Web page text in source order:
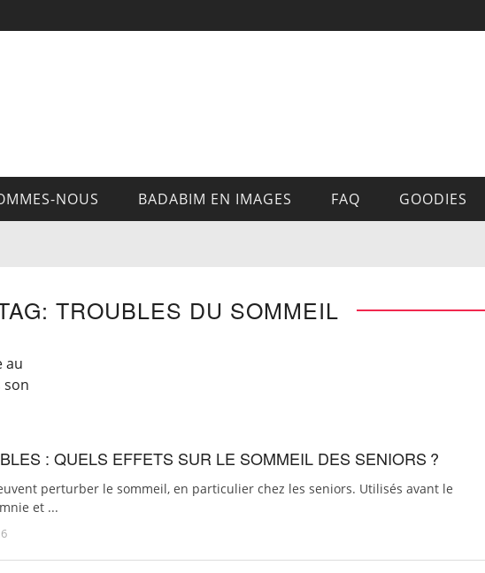
NOUS BADABIM EN IMAGES FAQ GOODIES
TROUBLES DU SOMMEIL
: QUELS EFFETS SUR LE SOMMEIL DES SENIORS ?
perturber le sommeil, en particulier chez les seniors. Utilisés avant le
et ...